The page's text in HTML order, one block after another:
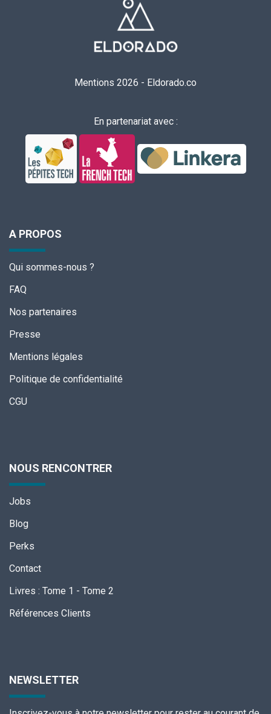
Mentions 2026 - Eldorado.co
En partenariat avec :
A PROPOS
Qui sommes-nous ?
FAQ
Nos partenaires
Presse
Mentions légales
Politique de confidentialité
CGU
NOUS RENCONTRER
Jobs
Blog
Perks
Contact
Livres : Tome 1 - Tome 2
Références Clients
NEWSLETTER